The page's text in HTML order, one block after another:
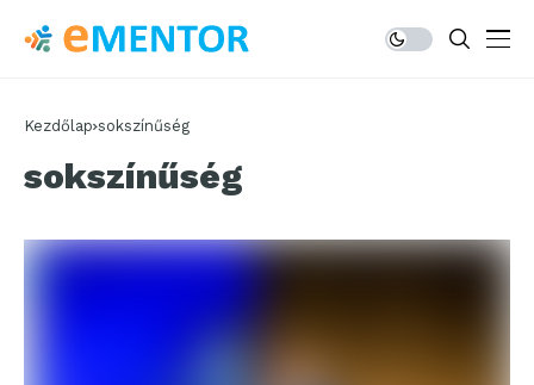
Kezdőlap sokszínűség
sokszínűség